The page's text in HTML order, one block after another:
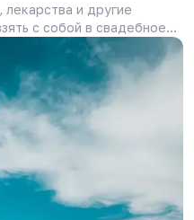
и другие
с собой в свадебное...